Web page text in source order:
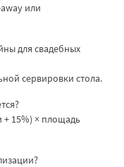
или
для свадебных
сервировки стола.
+ 15%) × площадь